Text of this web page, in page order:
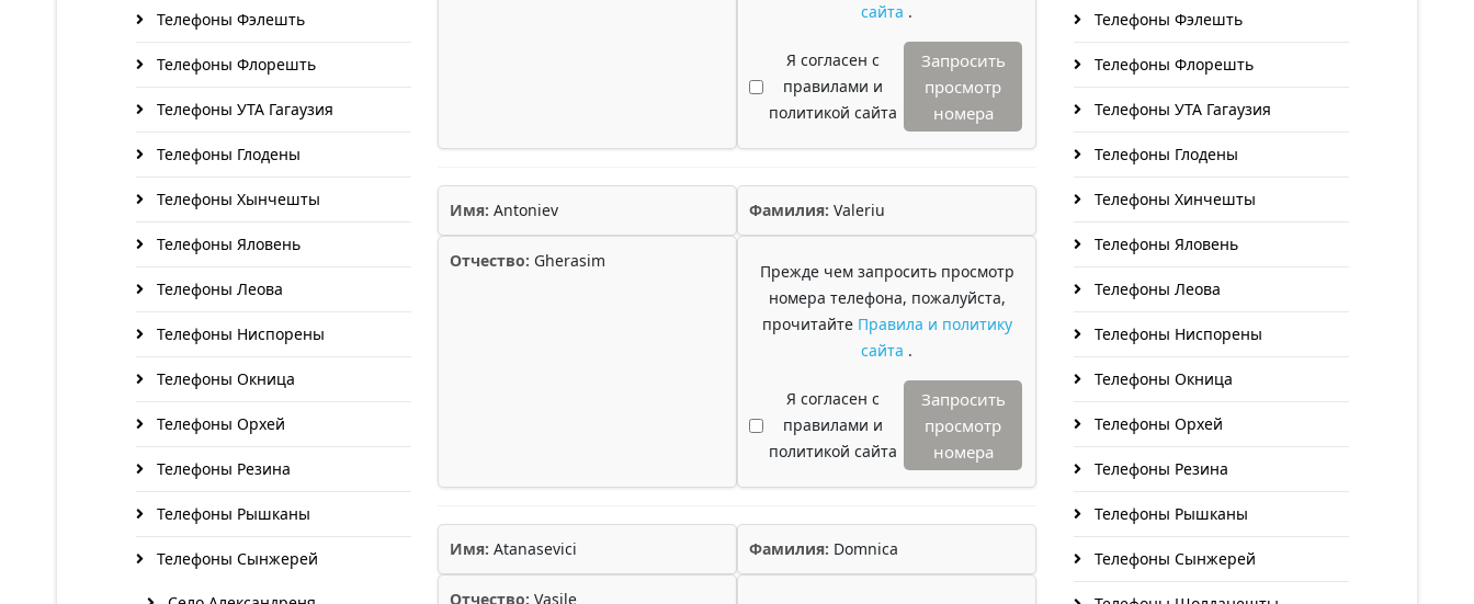
Телефоны Фэлешть
Телефоны Флорешть
Телефоны УТА Гагаузия
Телефоны Глодены
Телефоны Хынчешты
Телефоны Яловень
Телефоны Леова
Телефоны Ниспорены
Телефоны Окница
Телефоны Орхей
Телефоны Резина
Телефоны Рышканы
Телефоны Сынжерей
сайта .
Я согласен с
правилами и
политикой сайта
Запросить
просмотр
номера
Имя: Antoniev Фамилия: Valeriu
Отчество: Gherasim
Прежде чем запросить просмотр
номера телефона, пожалуйста,
прочитайте Правила и политику
сайта .
Я согласен с
правилами и
политикой сайта
Запросить
просмотр
номера
Имя: Atanasevici Фамилия: Domnica
Отчество: Vasile
Телефоны Фэлешть
Телефоны Флорешть
Телефоны УТА Гагаузия
Телефоны Глодены
Телефоны Хинчешты
Телефоны Яловень
Телефоны Леова
Телефоны Ниспорены
Телефоны Окница
Телефоны Орхей
Телефоны Резина
Телефоны Рышканы
Телефоны Сынжерей